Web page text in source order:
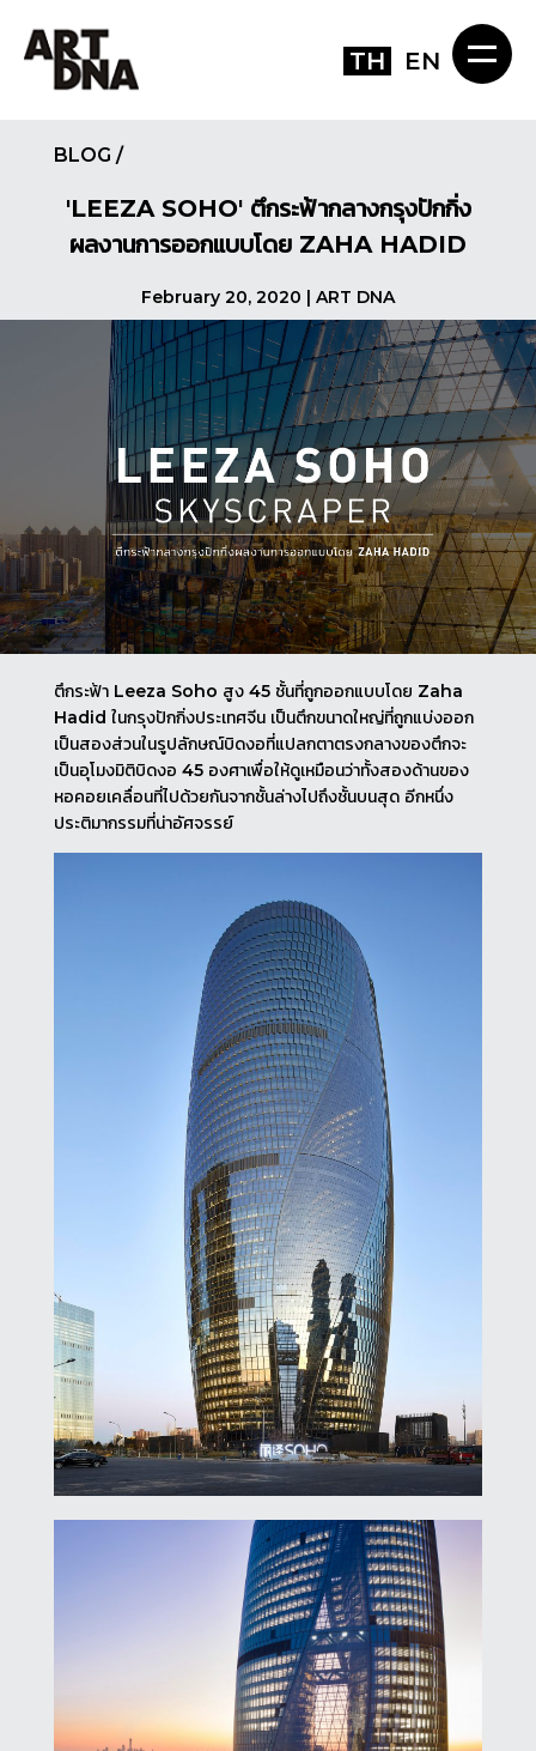
TH EN
BLOG /
'LEEZA SOHO' ตึกระฟ้ากลางกรุงปักกิ่ง
ผลงานการออกแบบโดย ZAHA HADID
February 20, 2020 | ART DNA
ตึกระฟ้า Leeza Soho สูง 45 ชั้นที่ถูกออกแบบโดย Zaha
Hadid ในกรุงปักกิ่งประเทศจีน เป็นตึกขนาดใหญ่ที่ถูกแบ่งออก
เป็นสองส่วนในรูปลักษณ์บิดงอที่แปลกตาตรงกลางของตึกจะ
เป็นอุโมงมิติบิดงอ 45 องศาเพื่อให้ดูเหมือนว่าทั้งสองด้านของ
หอคอยเคลื่อนที่ไปด้วยกันจากชั้นล่างไปถึงชั้นบนสุด อีกหนึ่ง
ประติมากรรมที่น่าอัศจรรย์